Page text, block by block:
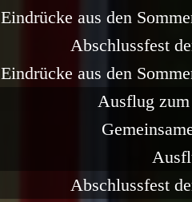
Eindrücke aus den
Abschlussfest
Eindrücke aus den
Ausflug
Abschlussfest